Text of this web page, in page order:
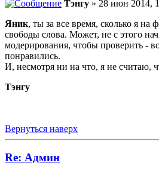
Тэнгу » 28 июн 2014,
Яник, ты за все время, сколько я на
свободы слова. Может, не с этого
модерирования, чтобы проверить -
понравились.
И, несмотря ни на что, я не считаю,
Тэнгу
Вернуться наверх
Re: Админ